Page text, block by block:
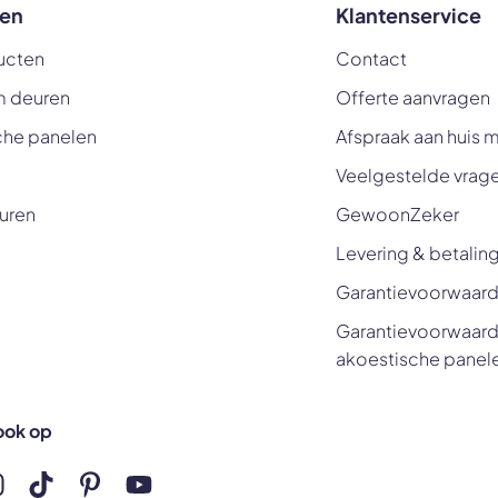
deuren
panelen
Klantenservice
Contact
Offerte aanvragen
Afspraak aan huis
Veelgestelde
GewoonZeker
Levering &
akoestische
op